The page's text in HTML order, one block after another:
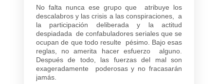
No falta nunca ese grupo que atribuye los
descalabros y las crisis a las conspiraciones, a
la participación deliberada y la actitud
despiadada de confabuladores seriales que se
ocupan de que todo resulte pésimo. Bajo esas
reglas, no amerita hacer esfuerzo alguno.
Después de todo, las fuerzas del mal son
exageradamente poderosas y no fracasarán
jamás.